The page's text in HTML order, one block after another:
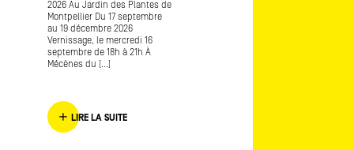
2026 Au Jardin des Plantes de
Montpellier Du 17 septembre
au 19 décembre 2026
Vernissage, le mercredi 16
septembre de 18h à 21h À
Mécènes du [...]
LIRE LA SUITE